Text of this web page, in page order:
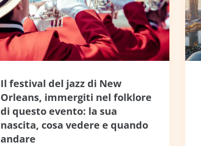
Il festival del jazz di New
Orleans, immergiti nel folklore
di questo evento: la sua
nascita, cosa vedere e quando
andare